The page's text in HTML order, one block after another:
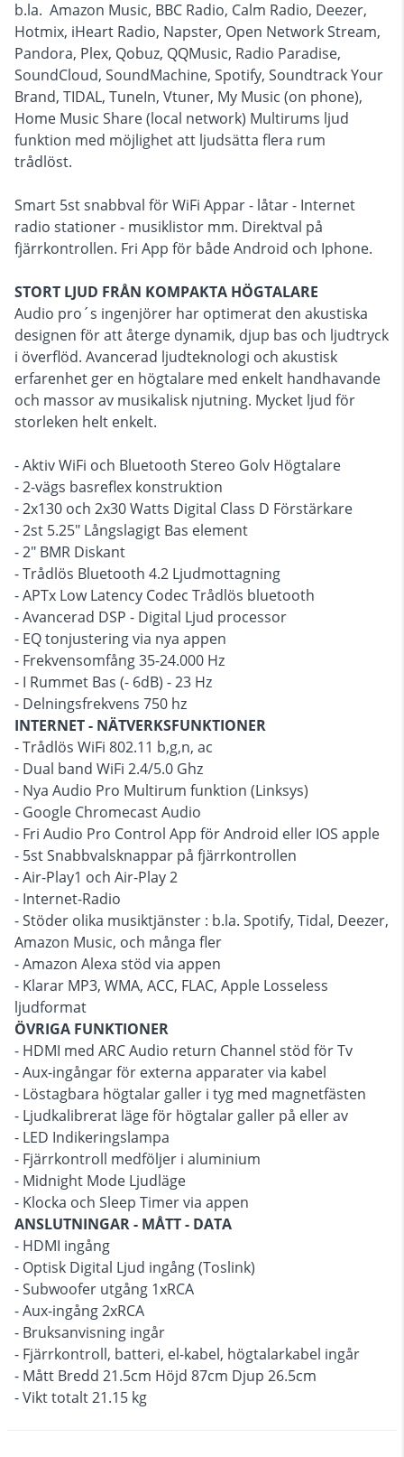
b.la. Amazon Music, BBC Radio, Calm Radio, Deezer,
Hotmix, iHeart Radio, Napster, Open Network Stream,
Pandora, Plex, Qobuz, QQMusic, Radio Paradise,
SoundCloud, SoundMachine, Spotify, Soundtrack Your
Brand, TIDAL, TuneIn, Vtuner, My Music (on phone),
Home Music Share (local network) Multirums ljud
funktion med möjlighet att ljudsätta flera rum
trådlöst.
Smart 5st snabbval för WiFi Appar - låtar - Internet
radio stationer - musiklistor mm. Direktval på
fjärrkontrollen. Fri App för både Android och Iphone.
STORT LJUD FRÅN KOMPAKTA HÖGTALARE
Audio pro´s ingenjörer har optimerat den akustiska
designen för att återge dynamik, djup bas och ljudtryck
i överflöd. Avancerad ljudteknologi och akustisk
erfarenhet ger en högtalare med enkelt handhavande
och massor av musikalisk njutning. Mycket ljud för
storleken helt enkelt.
- Aktiv WiFi och Bluetooth Stereo Golv Högtalare
- 2-vägs basreflex konstruktion
- 2x130 och 2x30 Watts Digital Class D Förstärkare
- 2st 5.25" Långslagigt Bas element
- 2" BMR Diskant
- Trådlös Bluetooth 4.2 Ljudmottagning
- APTx Low Latency Codec Trådlös bluetooth
- Avancerad DSP - Digital Ljud processor
- EQ tonjustering via nya appen
- Frekvensomfång 35-24.000 Hz
- I Rummet Bas (- 6dB) - 23 Hz
- Delningsfrekvens 750 hz
INTERNET - NÄTVERKSFUNKTIONER
- Trådlös WiFi 802.11 b,g,n, ac
- Dual band WiFi 2.4/5.0 Ghz
- Nya Audio Pro Multirum funktion (Linksys)
- Google Chromecast Audio
- Fri Audio Pro Control App för Android eller IOS apple
- 5st Snabbvalsknappar på fjärrkontrollen
- Air-Play1 och Air-Play 2
- Internet-Radio
- Stöder olika musiktjänster : b.la. Spotify, Tidal, Deezer,
Amazon Music, och många fler
- Amazon Alexa stöd via appen
- Klarar MP3, WMA, ACC, FLAC, Apple Losseless
ljudformat
ÖVRIGA FUNKTIONER
- HDMI med ARC Audio return Channel stöd för Tv
- Aux-ingångar för externa apparater via kabel
- Löstagbara högtalar galler i tyg med magnetfästen
- Ljudkalibrerat läge för högtalar galler på eller av
- LED Indikeringslampa
- Fjärrkontroll medföljer i aluminium
- Midnight Mode Ljudläge
- Klocka och Sleep Timer via appen
ANSLUTNINGAR - MÅTT - DATA
- HDMI ingång
- Optisk Digital Ljud ingång (Toslink)
- Subwoofer utgång 1xRCA
- Aux-ingång 2xRCA
- Bruksanvisning ingår
- Fjärrkontroll, batteri, el-kabel, högtalarkabel ingår
- Mått Bredd 21.5cm Höjd 87cm Djup 26.5cm
- Vikt totalt 21.15 kg